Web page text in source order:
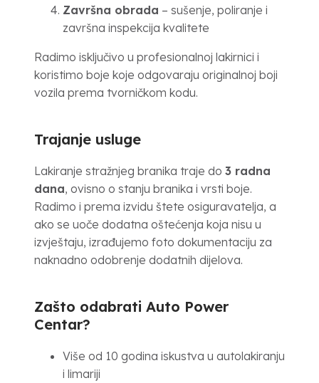
Završna obrada – sušenje, poliranje i
završna inspekcija kvalitete
Radimo isključivo u profesionalnoj lakirnici i
koristimo boje koje odgovaraju originalnoj boji
vozila prema tvorničkom kodu.
Trajanje usluge
Lakiranje stražnjeg branika traje do 3 radna
dana, ovisno o stanju branika i vrsti boje.
Radimo i prema izvidu štete osiguravatelja, a
ako se uoče dodatna oštećenja koja nisu u
izvještaju, izrađujemo foto dokumentaciju za
naknadno odobrenje dodatnih dijelova.
Zašto odabrati Auto Power
Centar?
Više od 10 godina iskustva u autolakiranju
i limariji